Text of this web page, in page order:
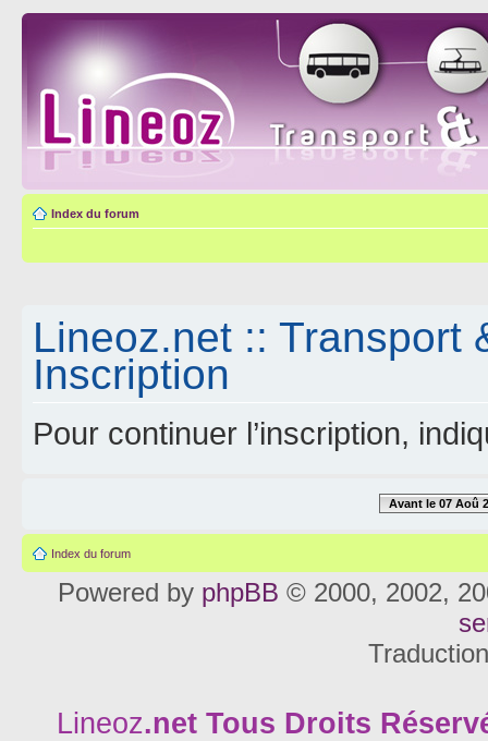
Index du forum
Lineoz.net :: Transport
Inscription
Pour continuer l’inscription,
Avant le 07 Aoû
Index du forum
Powered by phpBB © 2000, 2002,
Lineoz.net Tous Droits